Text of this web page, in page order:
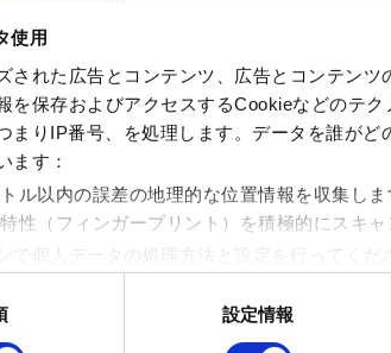
使用
された広告とコンテンツ、広告とコンテン
を保存およびアクセスするCookieなどのテ
まりIP番号、を処理します。データを誰がど
ます：
ル以内の誤差の地理的な位置情報を収集しま
性（フィンガープリント）を積極的にスキ
で個人データの処理方法と設定を行ってく
ウェブサイトの機能を正常にお使いいただ
設定情報